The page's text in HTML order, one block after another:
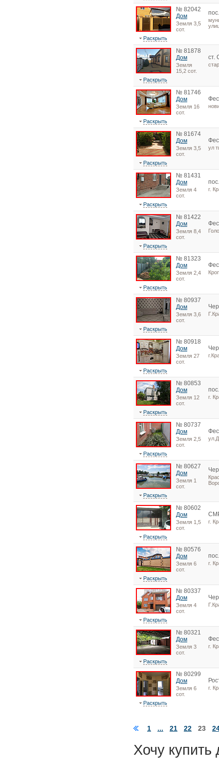
№ 82042
Дом
Земля 3,5
сот.
Раскрыть
№ 81878
Дом
Земля
15,2 сот.
ст.
Раскрыть
№ 81746
Дом
Земля 16
сот.
Раскрыть
№ 81674
Дом
Земля 3,5
сот.
ул
Раскрыть
№ 81431
Дом
Земля 4
сот.
г.
Раскрыть
№ 81422
Дом
Земля 8,4
сот.
Раскрыть
№ 81323
Дом
Земля 2,4
сот.
Раскрыть
№ 80937
Дом
Земля 3,6
сот.
Раскрыть
№ 80918
Дом
Земля 27
сот.
Раскрыть
№ 80853
Дом
Земля 12
сот.
г.
Раскрыть
№ 80737
Дом
Земля 2,5
сот.
Раскрыть
№ 80627
Дом
Земля 1
сот.
Раскрыть
№ 80602
Дом
Земля 1,5
сот.
г.
Раскрыть
№ 80576
Дом
Земля 6
сот.
г.
Раскрыть
№ 80337
Дом
Земля 4
сот.
Раскрыть
№ 80321
Дом
Земля 3
сот.
г.
Раскрыть
№ 80299
Дом
Земля 6
сот.
г.
Раскрыть
1 ... 21 22 23
Хочу купить